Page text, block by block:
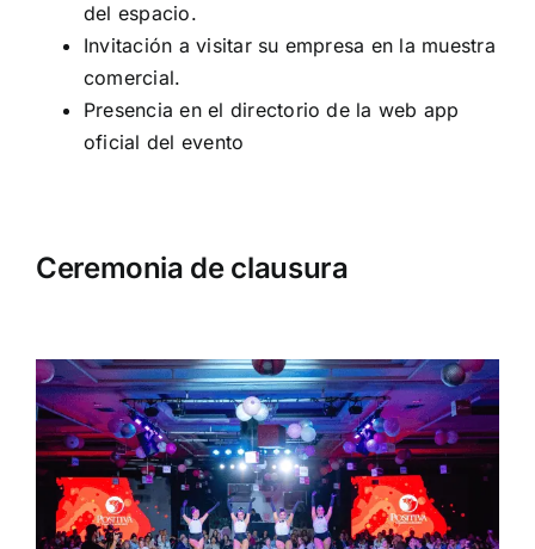
del espacio.
Invitación a visitar su empresa en la muestra
comercial.
Presencia en el directorio de la web app
oficial del evento
Ceremonia de clausura